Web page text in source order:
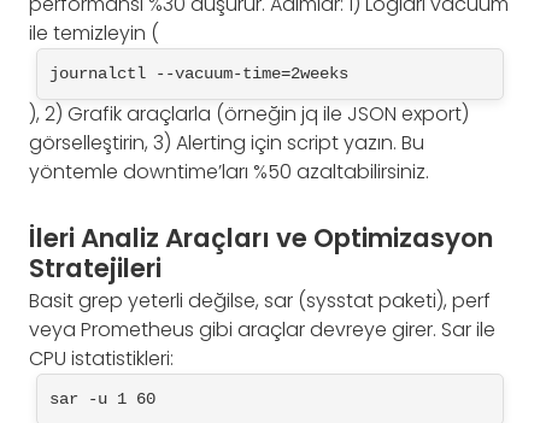
ile temizleyin (
journalctl --vacuum-time=2weeks
), 2) Grafik araçlarla (örneğin jq ile JSON export)
görselleştirin, 3) Alerting için script yazın. Bu
yöntemle downtime’ları %50 azaltabilirsiniz.
İleri Analiz Araçları ve Optimizasyon
Stratejileri
Basit grep yeterli değilse, sar (sysstat paketi), perf
veya Prometheus gibi araçlar devreye girer. Sar ile
CPU istatistikleri:
sar -u 1 60